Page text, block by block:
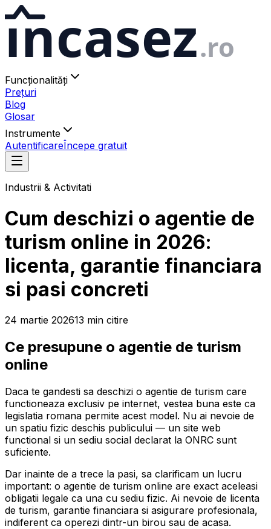
ıncasez.ro
Funcționalități
Prețuri
Blog
Glosar
Instrumente
AutentificareÎncepe gratuit
Industrii & Activitati
Cum deschizi o agentie de
turism online in 2026:
licenta, garantie financiara
si pasi concreti
24 martie 202613 min citire
Ce presupune o agentie de turism
online
Daca te gandesti sa deschizi o agentie de turism care
functioneaza exclusiv pe internet, vestea buna este ca
legislatia romana permite acest model. Nu ai nevoie de
un spatiu fizic deschis publicului — un site web
functional si un sediu social declarat la ONRC sunt
suficiente.
Dar inainte de a trece la pasi, sa clarificam un lucru
important: o agentie de turism online are exact aceleasi
obligatii legale ca una cu sediu fizic. Ai nevoie de licenta
de turism, garantie financiara si asigurare profesionala,
indiferent ca operezi dintr-un birou sau de acasa.